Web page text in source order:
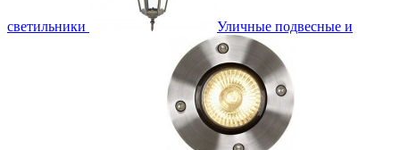
светильники Уличные подвесные и